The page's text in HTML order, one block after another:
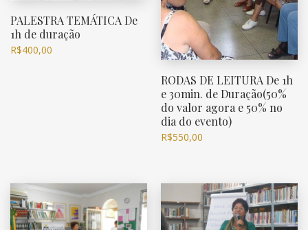
PALESTRA TEMÁTICA De
1h de duração
R$400,00
RODAS DE LEITURA De 1h
e 30min. de Duração(50%
do valor agora e 50% no
dia do evento)
R$550,00